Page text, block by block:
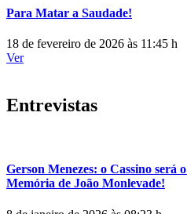
Para Matar a Saudade!
18 de fevereiro de 2026 às 11:45 h
Ver
Entrevistas
Gerson Menezes: o Cassino será
Memória de João Monlevade!